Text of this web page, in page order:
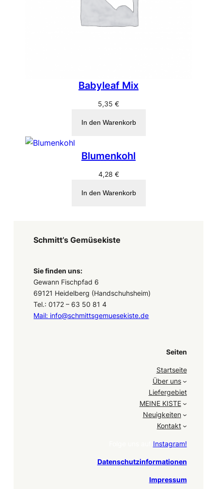
Babyleaf Mix
5,35 €
In den Warenkorb
Blumenkohl
4,28 €
In den Warenkorb
Schmitt’s Gemüsekiste
Sie finden uns:
Gewann Fischpfad 6
69121 Heidelberg (Handschuhsheim)
Tel.: 0172 – 63 50 81 4
Mail: info@schmittsgemuesekiste.de
Seiten
Startseite
Über uns
Liefergebiet
MEINE KISTE
Neuigkeiten
Kontakt
Instagram!
Datenschutzinformationen
Impressum